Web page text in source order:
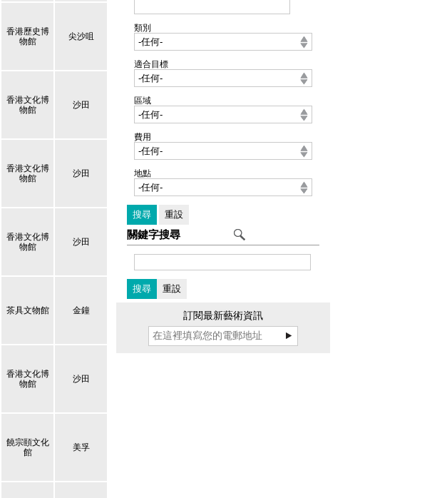
類別
適合目標
區域
費用
地點
關鍵字搜尋
訂閱最新藝術資訊
香港歷史博
物館
尖沙咀
香港文化博
物館
沙田
香港文化博
物館
沙田
香港文化博
物館
沙田
茶具文物館 金鐘
香港文化博
物館
沙田
饒宗頤文化
館
美孚